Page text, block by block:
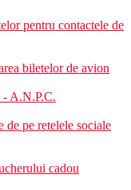
cost)
cost)
pentru contactele de
biletelor de avion
A.N.P.C.
de pe retelele sociale
cadou